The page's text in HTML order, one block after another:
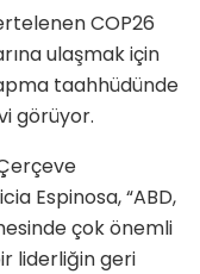
COP26
ulaşmak için
taahhüdünde
görüyor.
Espinosa, “ABD,
çok önemli
liderliğin geri